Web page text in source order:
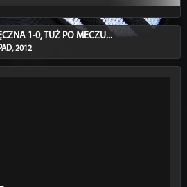
1-0, TUŻ PO MECZU...
2012